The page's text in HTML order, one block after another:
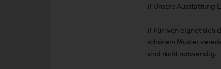
# Unsere Ausstattung
# Für wen eignet sich
schönem Muster
sind nicht notwendig.